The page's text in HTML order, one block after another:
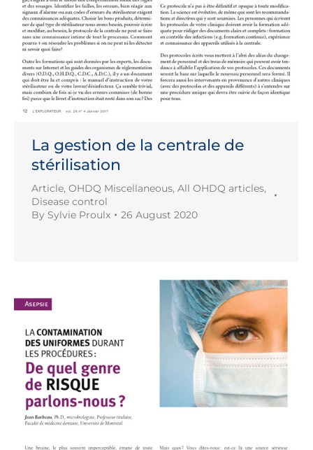
La gestion de la centrale de
stérilisation
Article, OHDQ Miscellaneous, All OHDQ articles,
Disease control
By Sylvie Proulx 26 August 2020